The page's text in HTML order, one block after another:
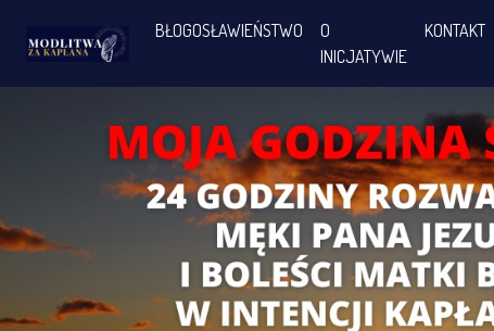
BŁOGOSŁAWIEŃSTWO
O
INICJATYWIE
KONTAKT